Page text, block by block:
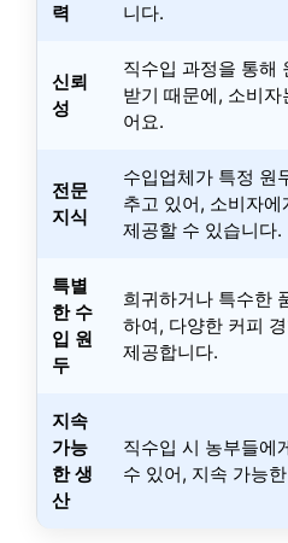
력
니다.
신뢰
성
직수입 과정을 통해
받기 때문에, 소비
어요.
전문
지식
수입업체가 특정 원
추고 있어, 소비자
제공할 수 있습니다.
특별
한 수
입 원
두
희귀하거나 특수한
하여, 다양한 커피
제공합니다.
지속
가능
한 생
산
직수입 시 농부들에
수 있어, 지속 가능